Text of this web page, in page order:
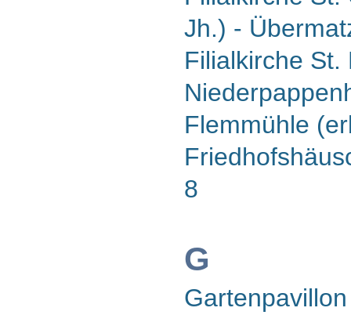
Jh.) -
Filialkirche St.
Flemmühle
8
G